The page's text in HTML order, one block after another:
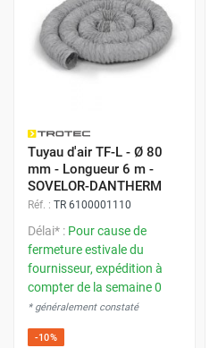
Tuyau d'air TF-L - Ø 80
mm - Longueur 6 m -
SOVELOR-DANTHERM
Réf. : TR 6100001110
Délai* : Pour cause de
fermeture estivale du
fournisseur, expédition à
compter de la semaine 0
* généralement constaté
-10%